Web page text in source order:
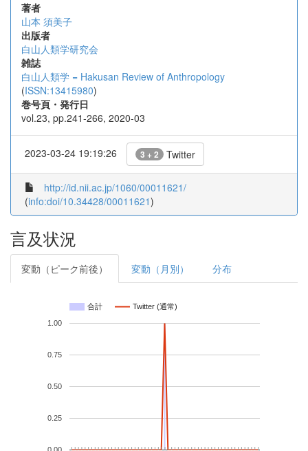
著者
山本 須美子
出版者
白山人類学研究会
雑誌
白山人類学 = Hakusan Review of Anthropology
(ISSN:13415980)
巻号頁・発行日
vol.23, pp.241-266, 2020-03
2023-03-24 19:19:26 3 + 2 Twitter
http://id.nii.ac.jp/1060/00011621/
(info:doi/10.34428/00011621)
言及状況
変動（ピーク前後） 変動（月別） 分布
合計 Twitter (通常)
0.25
0.50
0.75
1.00